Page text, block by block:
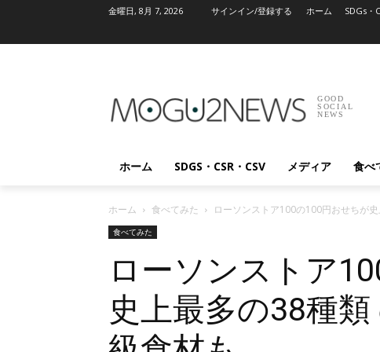
金曜日, 8月 7, 2026 サインイン/登録する ホーム SDGs・
GOOD
SOCIAL
NEWS
ホーム SDGS・CSR・CSV メディア 食べ
ホーム 食べてみた ローソンストア100の100円おせちが
食べてみた
ローソンストア
史上最多の38種